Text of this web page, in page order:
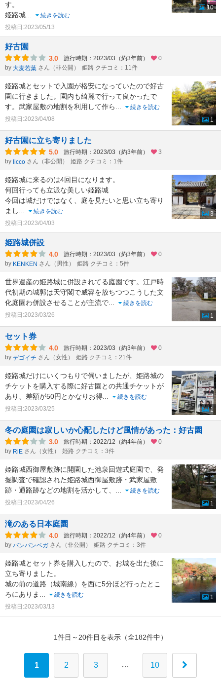
す。
姫路城
続きを読む
投稿日:2023/05/13
10
好古園
3.0 旅行時期：2023/03（約3年前）
0
by 大麦若葉 さん（非公開） 姫路 クチコミ：11件
姫路城とセットで入園が格安になっていたので好古
園に行きました。園内も綺麗で行って良かったで
す。武家屋敷の地割を利用して作ら
続きを読む
投稿日:2023/04/08
1
好古園に立ち寄りました
5.0 旅行時期：2023/03（約3年前）
3
by licco さん（非公開） 姫路 クチコミ：1件
姫路城に来るのは4回目になります。
何回行っても立派な美しい姫路城
今回は城だけではなく、庭を見たいと思い立ち寄り
まし
続きを読む
投稿日:2023/04/03
3
姫路城併設
4.0 旅行時期：2023/03（約3年前）
0
by KENKEN さん（男性） 姫路 クチコミ：5件
世界遺産の姫路城に併設されてる庭園です。江戸時
代初期の城郭は天守閣で威容を放ちつつこうした文
化庭園わ併設させることが主流で
続きを読む
投稿日:2023/03/26
1
セット券
4.0 旅行時期：2023/03（約3年前）
0
by デゴイチ さん（女性） 姫路 クチコミ：21件
姫路城だけにいくつもりで伺いましたが、姫路城の
チケットを購入する際に好古園との共通チケットが
あり、差額が50円とかなりお得
続きを読む
投稿日:2023/03/25
1
冬の庭園は寂しいか心配したけど風情があった：好古園
3.0 旅行時期：2022/12（約4年前）
0
by RiE さん（女性） 姫路 クチコミ：3件
姫路城西御屋敷跡に開園した池泉回遊式庭園で、発
掘調査で確認された姫路城西御屋敷跡・武家屋敷
跡・通路跡などの地割を活かして、
続きを読む
投稿日:2023/04/26
1
滝のある日本庭園
4.0 旅行時期：2022/12（約4年前）
0
by バンバンベガ さん（非公開） 姫路 クチコミ：3件
姫路城とセット券を購入したので、お城を出た後に
立ち寄りました。
城の前の道路（城南線）を西に5分ほど行ったとこ
ろにありま
続きを読む
投稿日:2023/03/13
1
1件目～20件目を表示（全182件中）
1 2 3 … 10